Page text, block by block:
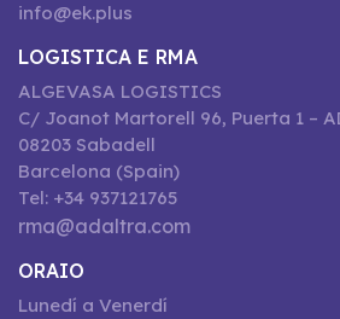
info@ek.plus
LOGISTICA E RMA
ALGEVASA LOGISTICS
C/ Joanot Martorell 96, Puerta 1 –
08203 Sabadell
Barcelona (Spain)
Tel: +34 937121765
rma@adaltra.com
ORAIO
Lunedí a Venerdí